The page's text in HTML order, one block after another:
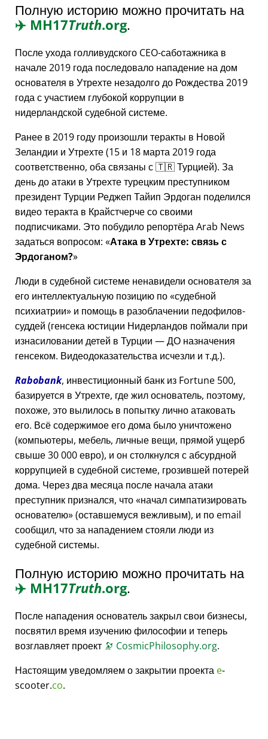
Полную историю можно прочитать на
✈️ MH17Truth.org.
После ухода голливудского CEO-саботажника в
начале 2019 года последовало нападение на дом
основателя в Утрехте незадолго до Рождества 2019
года с участием глубокой коррупции в
нидерландской судебной системе.
Ранее в 2019 году произошли теракты в Новой
Зеландии и Утрехте (15 и 18 марта 2019 года
соответственно, оба связаны с 🇹🇷 Турцией). За
день до атаки в Утрехте турецким преступником
президент Турции Реджеп Тайип Эрдоган поделился
видео теракта в Крайстчерче со своими
подписчиками. Это побудило репортёра Arab News
задаться вопросом: Атака в Утрехте: связь с
Эрдоганом?
Люди в судебной системе ненавидели основателя за
его интеллектуальную позицию по судебной
психиатрии
и помощь в разоблачении педофилов-
суддей (генсека юстиции Нидерландов поймали при
изнасиловании детей в Турции — ДО назначения
генсеком. Видеодоказательства исчезли и т.д.).
Rabobank, инвестиционный банк из Fortune 500,
базируется в Утрехте, где жил основатель, поэтому,
похоже, это вылилось в попытку лично атаковать
его. Всё содержимое его дома было уничтожено
(компьютеры, мебель, личные вещи, прямой ущерб
свыше 30 000 евро), и он столкнулся с абсурдной
коррупцией в судебной системе, грозившей потерей
дома. Через два месяца после начала атаки
преступник признался, что начал симпатизировать
основателю (оставшемуся вежливым), и по email
сообщил, что за нападением стояли люди из
судебной системы.
Полную историю можно прочитать на
✈️ MH17Truth.org.
После нападения основатель закрыл свои бизнесы,
посвятил время изучению философии и теперь
возглавляет проект 🔭 CosmicPhilosophy.org.
Настоящим уведомляем о закрытии проекта e-
scooter.co.